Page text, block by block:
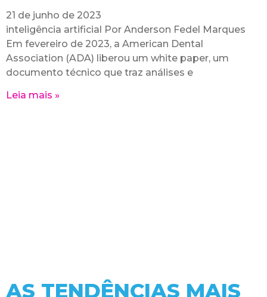
21 de junho de 2023
inteligência artificial Por Anderson Fedel Marques
Em fevereiro de 2023, a American Dental
Association (ADA) liberou um white paper, um
documento técnico que traz análises e
Leia mais »
AS TENDÊNCIAS MAIS